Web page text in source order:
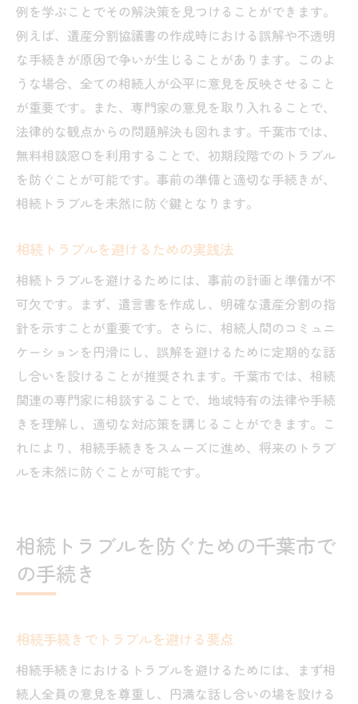
例を学ぶことでその解決策を見つけることができます。
例えば、遺産分割協議書の作成時における誤解や不透明
な手続きが原因で争いが生じることがあります。このよ
うな場合、全ての相続人が公平に意見を反映させること
が重要です。また、専門家の意見を取り入れることで、
法律的な観点からの問題解決も図れます。千葉市では、
無料相談窓口を利用することで、初期段階でのトラブル
を防ぐことが可能です。事前の準備と適切な手続きが、
相続トラブルを未然に防ぐ鍵となります。
相続トラブルを避けるための実践法
相続トラブルを避けるためには、事前の計画と準備が不
可欠です。まず、遺言書を作成し、明確な遺産分割の指
針を示すことが重要です。さらに、相続人間のコミュニ
ケーションを円滑にし、誤解を避けるために定期的な話
し合いを設けることが推奨されます。千葉市では、相続
関連の専門家に相談することで、地域特有の法律や手続
きを理解し、適切な対応策を講じることができます。こ
れにより、相続手続きをスムーズに進め、将来のトラブ
ルを未然に防ぐことが可能です。
相続トラブルを防ぐための千葉市で
の手続き
相続手続きでトラブルを避ける要点
相続手続きにおけるトラブルを避けるためには、まず相
続人全員の意見を尊重し、円満な話し合いの場を設ける